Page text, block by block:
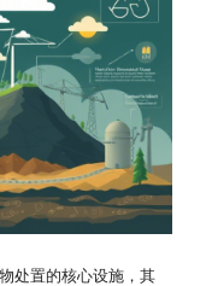
处置的核心设施，其